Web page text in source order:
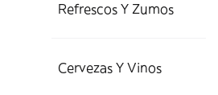
Refrescos Y Zumos
Cervezas Y Vinos